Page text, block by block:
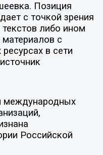
Позиция
с точкой зрения
либо ином
с
в сети
международных
Российской